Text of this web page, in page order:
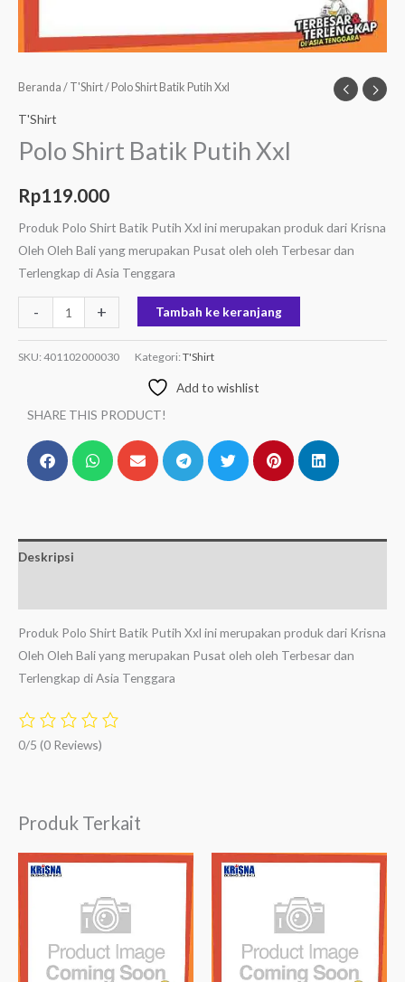
Beranda / T'Shirt/ Polo Shirt Batik Putih Xxl
T'Shirt
Polo Shirt Batik Putih Xxl
Rp119.000
Produk Polo Shirt Batik Putih Xxl ini merupakan produk dari Krisna
Oleh Oleh Bali yang merupakan Pusat oleh oleh Terbesar dan
Terlengkap di Asia Tenggara
- + Tambah ke keranjang
SKU: 401102000030 Kategori: T'Shirt
Add to wishlist
SHARE THIS PRODUCT!
Deskripsi
Produk Polo Shirt Batik Putih Xxl ini merupakan produk dari Krisna
Oleh Oleh Bali yang merupakan Pusat oleh oleh Terbesar dan
Terlengkap di Asia Tenggara
0/5 (0 Reviews)
Produk Terkait